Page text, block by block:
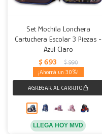
Set Mochila Lonchera
Cartuchera Escolar 3 Piezas -
Azul Claro
$ 693 $ 990
30
LLEGA HOY MVD